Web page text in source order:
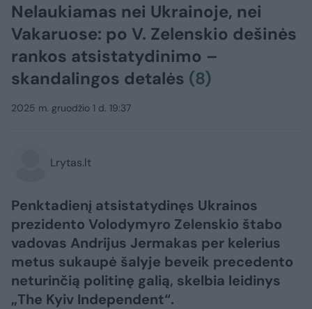
Nelaukiamas nei Ukrainoje, nei
Vakaruose: po V. Zelenskio dešinės
rankos atsistatydinimo –
skandalingos detalės (8)
2025 m. gruodžio 1 d. 19:37
Lrytas.lt
Penktadienį atsistatydinęs Ukrainos
prezidento Volodymyro Zelenskio štabo
vadovas Andrijus Jermakas per kelerius
metus sukaupė šalyje beveik precedento
neturinčią politinę galią, skelbia leidinys
„The Kyiv Independent“.